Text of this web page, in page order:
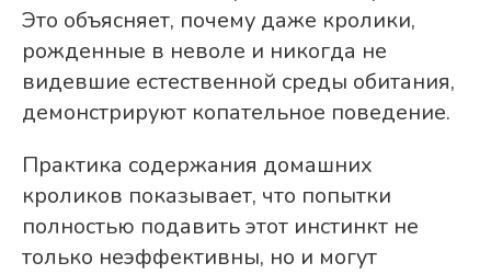
Это объясняет, почему даже кролики,
рожденные в неволе и никогда не
видевшие естественной среды обитания,
демонстрируют копательное поведение.
Практика содержания домашних
кроликов показывает, что попытки
полностью подавить этот инстинкт не
только неэффективны, но и могут